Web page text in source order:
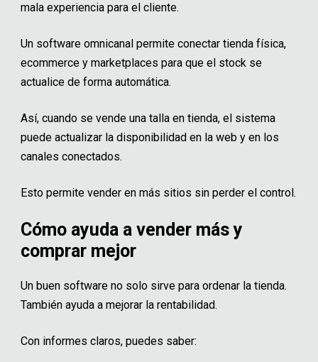
mala experiencia para el cliente.
Un software omnicanal permite conectar tienda física,
ecommerce y marketplaces para que el stock se
actualice de forma automática.
Así, cuando se vende una talla en tienda, el sistema
puede actualizar la disponibilidad en la web y en los
canales conectados.
Esto permite vender en más sitios sin perder el control.
Cómo ayuda a vender más y
comprar mejor
Un buen software no solo sirve para ordenar la tienda.
También ayuda a mejorar la rentabilidad.
Con informes claros, puedes saber: